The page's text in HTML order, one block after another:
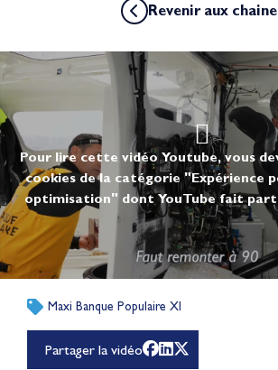
Revenir aux
Pour lire cette vidéo Youtube, vous
cookies de la catégorie "Expérience
optimisation" dont YouTube fait
Maxi Banque Populaire XI
Partager la vidéo